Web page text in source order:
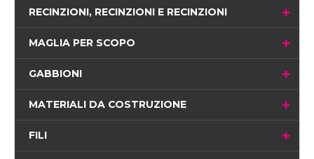
RECINZIONI, RECINZIONI E RECINZIONI
MAGLIA PER SCOPO
GABBIONI
MATERIALI DA COSTRUZIONE
FILI